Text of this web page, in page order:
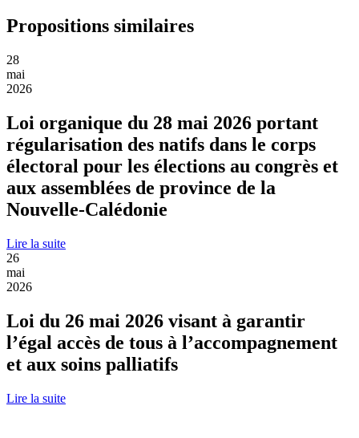
Propositions similaires
28
mai
2026
Loi organique du 28 mai 2026 portant
régularisation des natifs dans le corps
électoral pour les élections au congrès et
aux assemblées de province de la
Nouvelle-Calédonie
Lire la suite
26
mai
2026
Loi du 26 mai 2026 visant à garantir
l’égal accès de tous à l’accompagnement
et aux soins palliatifs
Lire la suite